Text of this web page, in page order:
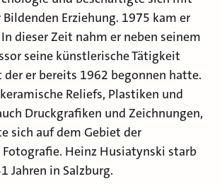
Bildenden Erziehung. 1975 kam er
dieser Zeit nahm er neben seinem
seine künstlerische Tätigkeit
er bereits 1962 begonnen hatte.
Reliefs, Plastiken und
Druckgrafiken und Zeichnungen,
sich auf dem Gebiet der
Heinz Husiatynski starb
Jahren in Salzburg.